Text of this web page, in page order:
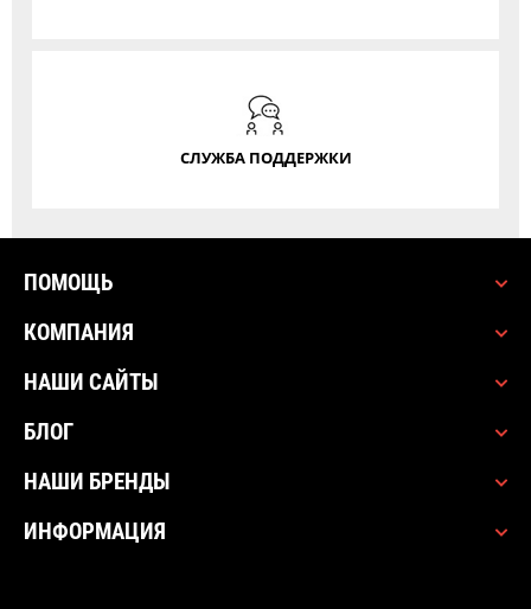
СЛУЖБА ПОДДЕРЖКИ
ПОМОЩЬ
КОМПАНИЯ
НАШИ САЙТЫ
БЛОГ
НАШИ БРЕНДЫ
ИНФОРМАЦИЯ